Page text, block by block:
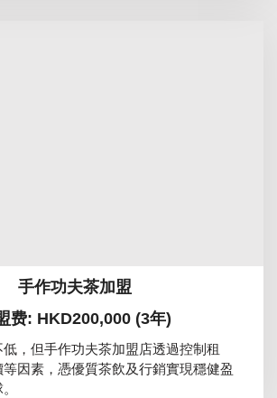
手作功夫茶加盟
费: HKD200,000 (3年)
，但手作功夫茶加盟店透過控制租
因素，憑優質茶飲及行銷實現穩健盈